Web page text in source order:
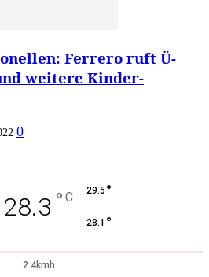
Ferrero ruft Ü-
weitere Kinder-
0
28.3 ° C 29.5 °
28.1 °
2.4kmh